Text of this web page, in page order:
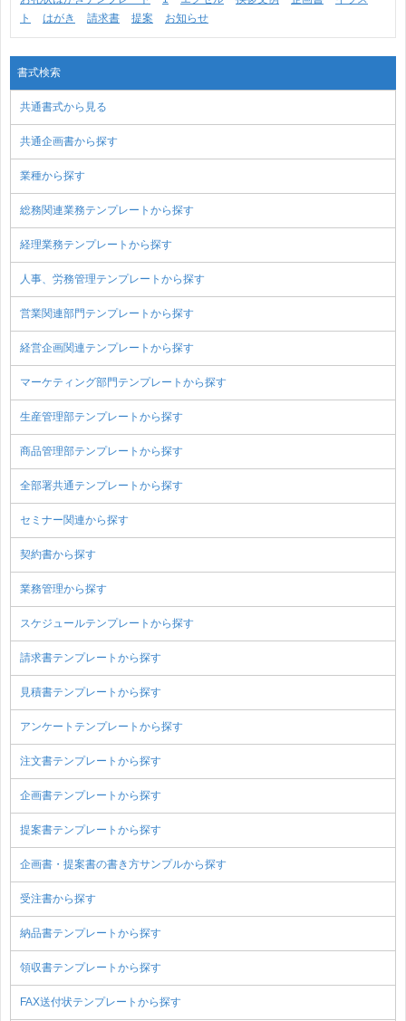
ト
はがき 請求書 提案 お知らせ
書式検索
共通書式から見る
共通企画書から探す
業種から探す
総務関連業務テンプレートから探す
経理業務テンプレートから探す
人事、労務管理テンプレートから探す
営業関連部門テンプレートから探す
経営企画関連テンプレートから探す
マーケティング部門テンプレートから探す
生産管理部テンプレートから探す
商品管理部テンプレートから探す
全部署共通テンプレートから探す
セミナー関連から探す
契約書から探す
業務管理から探す
スケジュールテンプレートから探す
請求書テンプレートから探す
見積書テンプレートから探す
アンケートテンプレートから探す
注文書テンプレートから探す
企画書テンプレートから探す
提案書テンプレートから探す
企画書・提案書の書き方サンプルから探す
受注書から探す
納品書テンプレートから探す
領収書テンプレートから探す
FAX送付状テンプレートから探す